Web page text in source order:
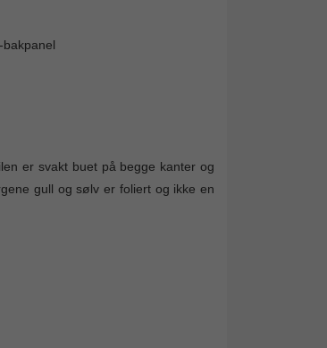
er svakt buet på begge kanter og
gull og sølv er foliert og ikke en